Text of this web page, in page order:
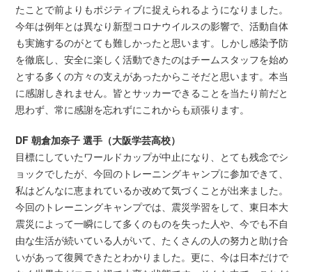
たことで前よりもポジティブに捉えられるようになりました。
今年は例年とは異なり新型コロナウイルスの影響で、活動自体
も実施するのがとても難しかったと思います。しかし感染予防
を徹底し、安全に楽しく活動できたのはチームスタッフを始め
とする多くの方々の支えがあったからこそだと思います。本当
に感謝しきれません。皆とサッカーできることを当たり前だと
思わず、常に感謝を忘れずにこれからも頑張ります。
DF 朝倉加奈子 選手（大阪学芸高校）
目標にしていたワールドカップが中止になり、とても残念でシ
ョックでしたが、今回のトレーニングキャンプに参加できて、
私はどんなに恵まれているか改めて気づくことが出来ました。
今回のトレーニングキャンプでは、震災学習をして、東日本大
震災によって一瞬にして多くのものを失った人や、今でも不自
由な生活が続いている人がいて、たくさんの人の努力と助け合
いがあって復興できたとわかりました。更に、今は日本だけで